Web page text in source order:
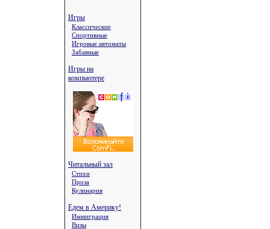
Игры
Классические
Спортивные
Игровые автоматы
Забавные
Игры на
компьютере
Читальный зал
Стихи
Проза
Кулинария
Едем в Америку!
Иммиграция
Визы